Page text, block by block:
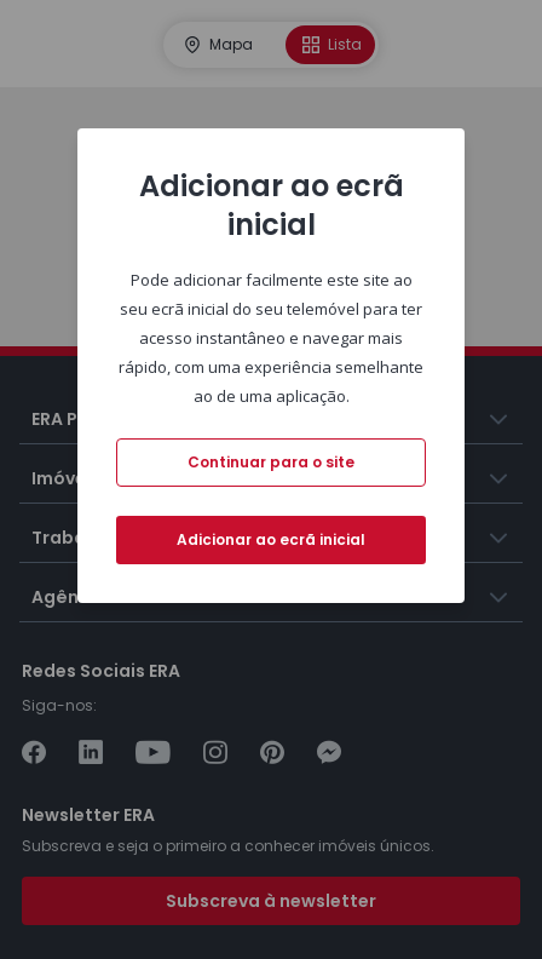
Mapa Lista
ERA Portugal
Imóveis
Trabalhar na ERA
Agências ERA
Redes Sociais ERA
Siga-nos:
Newsletter ERA
Subscreva e seja o primeiro a conhecer imóveis únicos.
Subscreva à newsletter
Adicionar ao ecrã
inicial
Pode adicionar facilmente este site ao
seu ecrã inicial do seu telemóvel para ter
acesso instantâneo e navegar mais
rápido, com uma experiência semelhante
ao de uma aplicação.
Continuar para o site
Adicionar ao ecrã inicial